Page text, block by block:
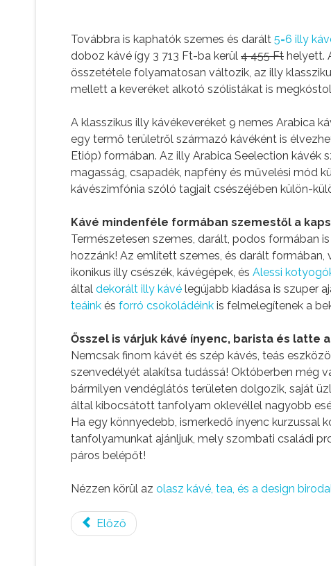
Továbbra is kaphatók szemes és darált 5=6 illy
doboz kávé így 3 713 Ft-ba kerül 4 455 Ft helyett.
összetétele folyamatosan változik, az illy
mellett a keveréket alkotó szólistákat is
A klasszikus illy kávékeveréket 9 nemes Arabica
egy termő területről származó kávéként is
Etióp) formában. Az illy Arabica Seelection kávék
magasság, csapadék, napfény és művelési mód
kávészimfónia szóló tagjait csészéjében külön-
Kávé mindenféle formában szemestől a
Természetesen szemes, darált, podos formában
hozzánk! Az említett szemes, és darált
ikonikus illy csészék, kávégépek, és Alessi
által dekorált illy kávé legújabb kiadása is szuper
teáink és forró csokoládéink is felmelegítenek a
Ősszel is várjuk kávé ínyenc, barista és latte
Nemcsak finom kávét és szép kávés, teás
szenvedélyét alakítsa tudássá! Októberben még
bármilyen vendéglátós területen dolgozik, saját
által kibocsátott tanfolyam oklevéllel nagyobb
Ha egy könnyedebb, ismerkedő ínyenc kurzussal
tanfolyamunkat ajánljuk, mely szombati családi
páros belépőt!
Nézzen körül az olasz kávé, tea, és a design
Előző